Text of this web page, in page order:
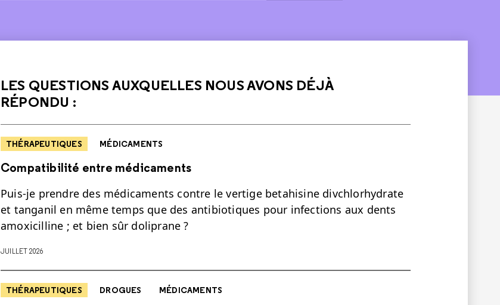
LES QUESTIONS AUXQUELLES NOUS AVONS DÉJÀ
RÉPONDU :
THÉRAPEUTIQUES MÉDICAMENTS
Compatibilité entre médicaments
Puis-je prendre des médicaments contre le vertige betahisine divchlorhydrate
et tanganil en même temps que des antibiotiques pour infections aux dents
amoxicilline ; et bien sûr doliprane ?
JUILLET 2026
THÉRAPEUTIQUES DROGUES MÉDICAMENTS